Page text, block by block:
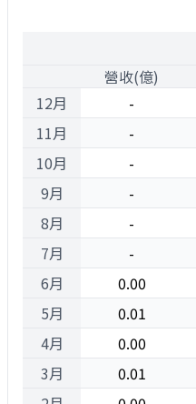
12月
11月
10月
9月
8月
7月
6月
5月
4月
3月
營收(億)
-
-
-
-
-
-
0.00
0.01
0.00
0.01